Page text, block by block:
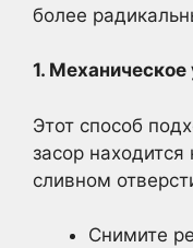
более
1.
Этот способ
засор
сливном
Снимите